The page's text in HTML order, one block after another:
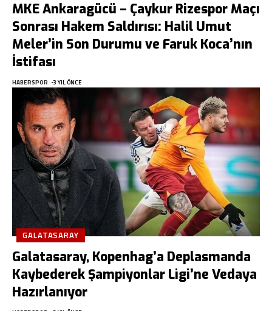
MKE Ankaragücü – Çaykur Rizespor Maçı
Sonrası Hakem Saldırısı: Halil Umut
Meler’in Son Durumu ve Faruk Koca’nın
İstifası
HABERSPOR 3 YIL ÖNCE
GALATASARAY
Galatasaray, Kopenhag’a Deplasmanda
Kaybederek Şampiyonlar Ligi’ne Vedaya
Hazırlanıyor